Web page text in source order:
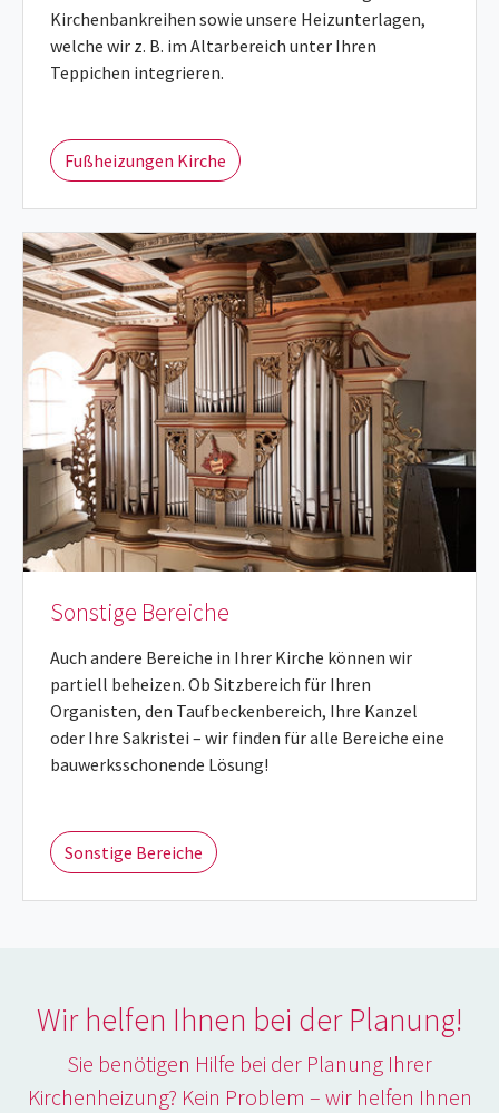
Kirchenbankreihen sowie unsere Heizunterlagen,
welche wir z. B. im Altarbereich unter Ihren
Teppichen integrieren.
Fußheizungen Kirche
Sonstige Bereiche
Auch andere Bereiche in Ihrer Kirche können wir
partiell beheizen. Ob Sitzbereich für Ihren
Organisten, den Taufbeckenbereich, Ihre Kanzel
oder Ihre Sakristei – wir finden für alle Bereiche eine
bauwerksschonende Lösung!
Sonstige Bereiche
Wir helfen Ihnen bei der Planung!
Sie benötigen Hilfe bei der Planung Ihrer
Kirchenheizung? Kein Problem – wir helfen Ihnen